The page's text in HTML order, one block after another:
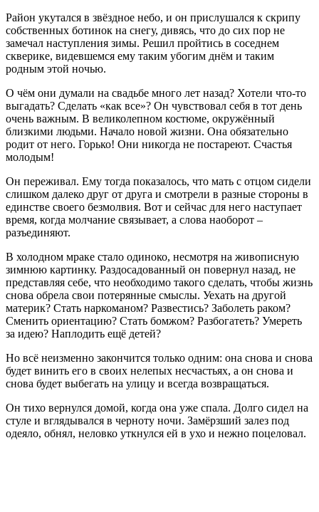
Район укутался в звёздное небо, и он прислушался к скрипу
собственных ботинок на снегу, дивясь, что до сих пор не
замечал наступления зимы. Решил пройтись в соседнем
скверике, видевшемся ему таким убогим днём и таким
родным этой ночью.
О чём они думали на свадьбе много лет назад? Хотели что-то
выгадать? Сделать «как все»? Он чувствовал себя в тот день
очень важным. В великолепном костюме, окружённый
близкими людьми. Начало новой жизни. Она обязательно
родит от него. Горько! Они никогда не постареют. Счастья
молодым!
Он переживал. Ему тогда показалось, что мать с отцом сидели
слишком далеко друг от друга и смотрели в разные стороны в
единстве своего безмолвия. Вот и сейчас для него наступает
время, когда молчание связывает, а слова наоборот –
разъединяют.
В холодном мраке стало одиноко, несмотря на живописную
зимнюю картинку. Раздосадованный он повернул назад, не
представляя себе, что необходимо такого сделать, чтобы жизнь
снова обрела свои потерянные смыслы. Уехать на другой
материк? Стать наркоманом? Развестись? Заболеть раком?
Сменить ориентацию? Стать бомжом? Разбогатеть? Умереть
за идею? Наплодить ещё детей?
Но всё неизменно закончится только одним: она снова и снова
будет винить его в своих нелепых несчастьях, а он снова и
снова будет выбегать на улицу и всегда возвращаться.
Он тихо вернулся домой, когда она уже спала. Долго сидел на
стуле и вглядывался в черноту ночи. Замёрзший залез под
одеяло, обнял, неловко уткнулся ей в ухо и нежно поцеловал.